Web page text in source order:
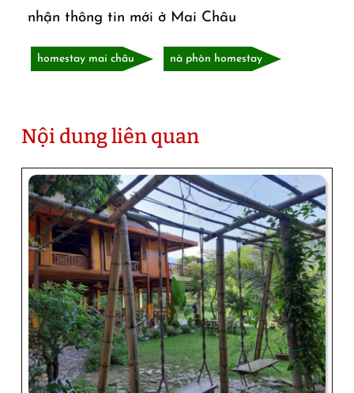
nhận thông tin mới ở Mai Châu
homestay mai châu nà phòn homestay
Nội dung liên quan